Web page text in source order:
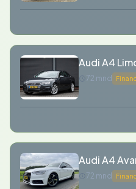
Audi A4
190Pk Aut. |
LED |
72 mnd
Audi A4
190PK S-
72 mnd